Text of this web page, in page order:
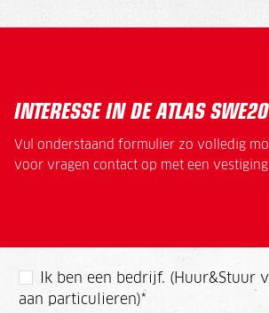
INTERESSE IN DE ATLAS
Vul onderstaand formulier zo volledig
voor vragen contact op met een
Ik ben een bedrijf. (Huur&Stuur
aan particulieren)*